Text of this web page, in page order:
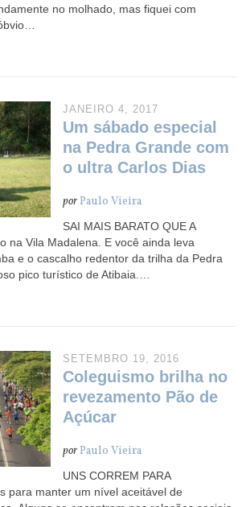
no molhado, mas fiquei com
JANEIRO 4, 2017
Um sábado especial
na Pedra Grande com
o ultra Carlos Dias
porPaulo Vieira
SAI MAIS BARATO QUE A
na Vila Madalena. E você ainda leva
e o cascalho redentor da trilha da Pedra
pico turístico de Atibaia.…
SETEMBRO 19, 2016
Coleguismo brilha no
revezamento Pão de
Açúcar
porPaulo Vieira
UNS CORREM PARA
para manter um nível aceitável de